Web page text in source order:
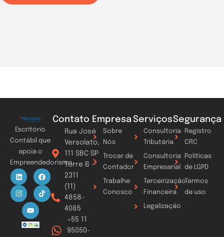
Escritório
Contábil que
apoia o
Empreendedorismo
L
i
n
k
e
d
n
F
a
c
e
b
I
n
s
t
a
a
m
T
i
k
t
o
o
b
e
Contato
Rua José
Versolato,
111 SBC SP
Torre B -
2311
(11)
4858-
4085
+55 11
95050-
Empresa
Sobre
Nós
Trocar de
Contador
Trabalhe
Conosco
Serviços
Consultoria
Tributária
Consultoria
Empresarial
Terceirização
Financeira
Legalização
Segurança
Registro
CRC
Políticas
de LGPD
Termos
de uso